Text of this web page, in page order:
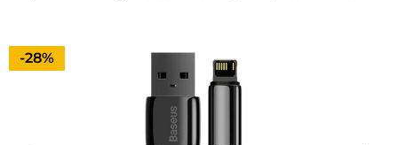
Priset är nedsatt med
-28%